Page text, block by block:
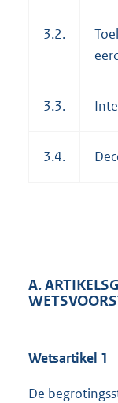
3.2.
3.3.
3.4.
A.
Wetsartikel 1
De